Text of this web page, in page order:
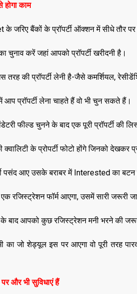
होगा काम
के जरिए बैंकों के प्रॉपर्टी ऑक्शन में सीधे तौर पर
चुनाव करें जहां आपको प्रॉपर्टी खरीदनी है।
तरह की प्रॉपर्टी लेनी है-जैसे कमर्शियल,
प्रॉपर्टी लेना चाहते हैं वो भी चुन सकते हैं।
फील्ड चुनने के बाद एक पूरी प्रॉपर्टी की
के प्रोपर्टी फोटो होंगे जिनको देखकर
पसंद आए उसके बराबर में Interested का बटन
रजिस्ट्रेशन फॉर्म आएगा, उसमें सारी जरूरी
के बाद आपको कुछ रजिस्ट्रेशन मनी भरने की
का जो शेड्यूल इस पर आएगा वो पूरी तरह
और भी सुविधाएं हैं